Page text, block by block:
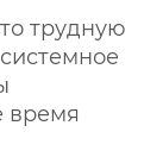
трудную
время